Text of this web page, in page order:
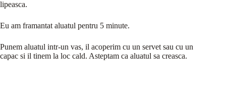
lipeasca.
Eu am framantat aluatul pentru 5 minute.
Punem aluatul intr-un vas, il acoperim cu un servet sau cu un
capac si il tinem la loc cald. Asteptam ca aluatul sa creasca.